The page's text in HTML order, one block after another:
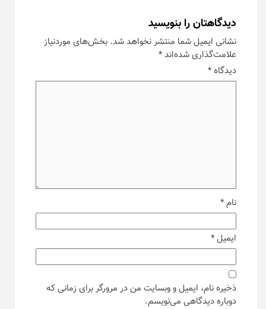
دیدگاهتان را بنویسید
نشانی ایمیل شما منتشر نخواهد شد. بخش‌های موردنیاز
علامت‌گذاری شده‌اند*
دیدگاه*
نام*
ایمیل*
ذخیره نام، ایمیل و وبسایت من در مرورگر برای زمانی که
دوباره دیدگاهی می‌نویسم.